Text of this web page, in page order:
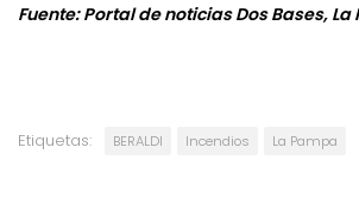
Fuente: Portal de noticias Dos Bases,
Etiquetas: BERALDI Incendios La Pampa